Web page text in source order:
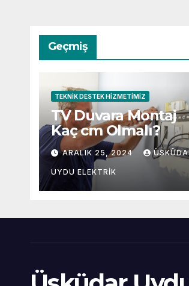
Geçmiş
TEKNIK DESTEK HIZMETIMIZ
TV Duvara Montaj
Kaç cm Olmalı?
ARALIK 25, 2024
UYDU ELEKTRIK